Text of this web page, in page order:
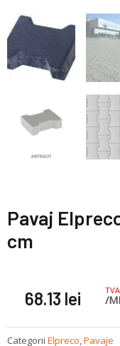
Pavaj
cm
68.13 lei /
Categorii Elpreco,Pavaje